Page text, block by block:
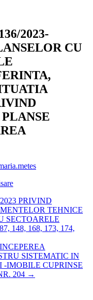
2023-
CU
PRIVIND
TEHNICE
SECTOARELE
148, 168, 173, 174,
SISTEMATIC IN
-IMOBILE CUPRINSE
204 →